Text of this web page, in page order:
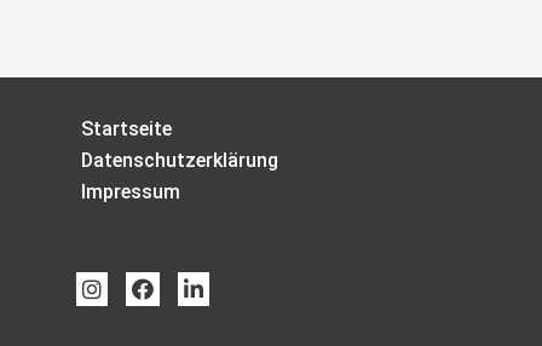
Startseite
Datenschutzerklärung
Impressum
  